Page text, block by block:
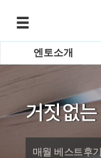
학습도
엔토소개
거짓없
매월 베스트후